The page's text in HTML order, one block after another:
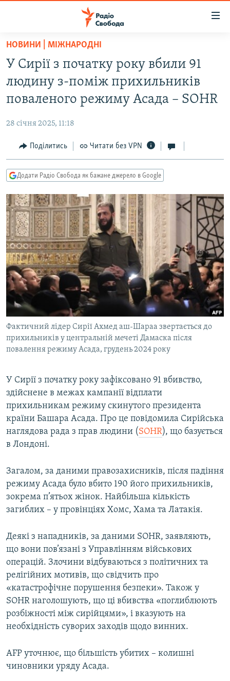
Перейти
основного
матеріалу
до
основної
Перейти
до
пошуку
ВСЕ ЗА ДОБУ
СУСПІЛЬСТВО
УКРАЇНА
СВІТ
РОСІЙСЬКА «ФІЛЬТРАЦІЯ»
ДОНБАС.РЕАЛІЇ
ТИ ЯК?
СХЕМИ
КИТАЙ.ВИКЛИКИ
МУЛЬТИМЕДІА
ФОТО
СПЕЦПРОЄКТИ
ПОДКАСТИ
КРИМ РЕАЛІЇ
РУС
КТАТ
Усі сайти RFE/RL
НОВИНИ | МІЖНАРОДНІ
У Сирії з початку року вбили 91
людину з-поміж прихильників
поваленого режиму Асада – SOHR
28 січня 2025, 11:18
Поділитись Читати без VPN
Додати Радіо Свобода як бажане джерело в Google
Фактичний лідер Сирії Ахмед аш-Шараа звертається до
прихильників у центральній мечеті Дамаска після
повалення режиму Асада, грудень 2024 року
У Сирії з початку року зафіксовано 91 вбивство,
здійснене в межах кампанії відплати
прихильникам режиму скинутого президента
країни Башара Асада. Про це повідомила Сирійська
наглядова рада з прав людини (SOHR), що базується
в Лондоні.
Загалом, за даними правозахисників, після падіння
режиму Асада було вбито 190 його прихильників,
зокрема п’ятьох жінок. Найбільша кількість
загиблих – у провінціях Хомс, Хама та Латакія.
Деякі з нападників, за даними SOHR, заявляють,
що вони пов’язані з Управлінням військових
операцій. Злочини відбуваються з політичних та
релігійних мотивів, що свідчить про
«катастрофічне порушення безпеки». Також у
SOHR наголошують, що ці вбивства «поглиблюють
розбіжності між сирійцями», і вказують на
необхідність суворих заходів щодо винних.
AFP уточнює, що більшість убитих – колишні
чиновники уряду Асада.